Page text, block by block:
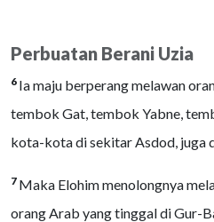
Perbuatan Berani Uzia
6 Ia maju berperang melawan
tembok Gat, tembok Yabne,
kota-kota di sekitar Asdod, juga
7 Maka Elohim menolongnya
orang Arab yang tinggal di Gur-